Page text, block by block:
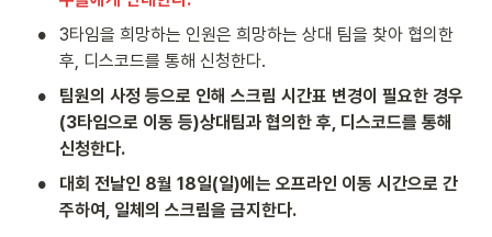
•
3타임을 희망하는 인원은 희망하는 상대 팀을 찾아 협의한
후, 디스코드를 통해 신청한다.
•
팀원의 사정 등으로 인해 스크림 시간표 변경이 필요한 경우
(3타임으로 이동 등)상대팀과 협의한 후, 디스코드를 통해
신청한다.
•
대회 전날인 8월 18일(일)에는 오프라인 이동 시간으로 간
주하여, 일체의 스크림을 금지한다.